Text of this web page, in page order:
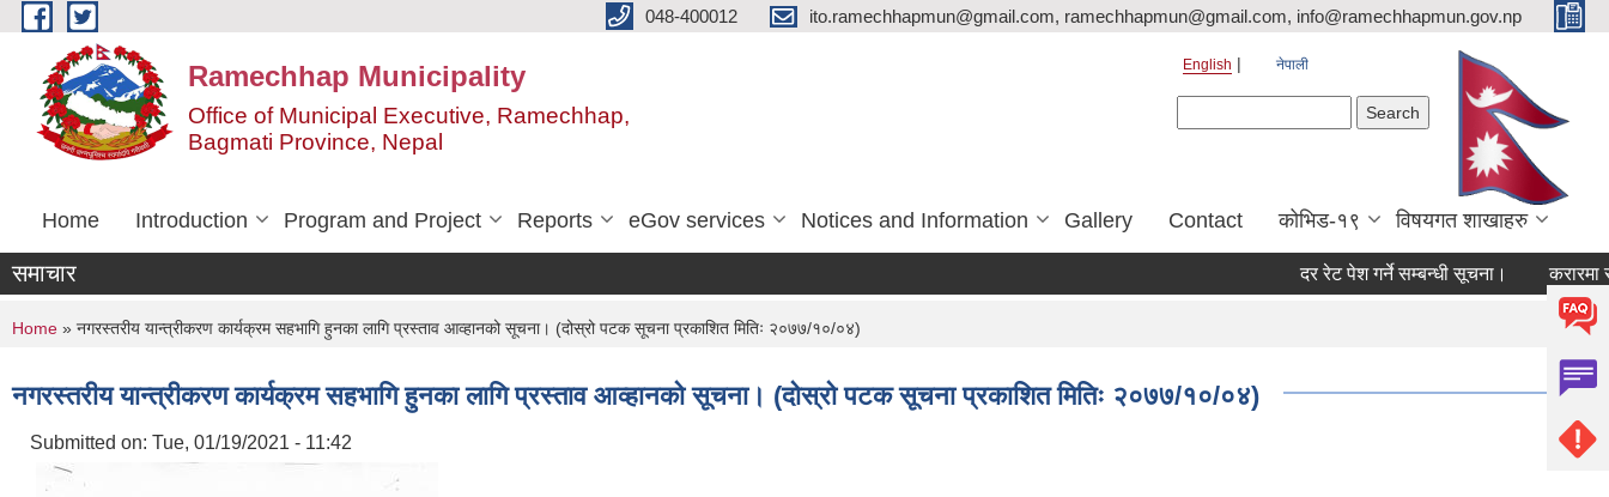
Skip to main content 048-400012 ito.ramechhapmun@gmail.com, ramechhapmun@gmail.com, info@ramechhapmun.gov.np
Ramechhap Municipality
Office of Municipal Executive, Ramechhap,
Bagmati Province, Nepal
English नेपाली
Home Introduction Program and Project Reports eGov services Notices and Information Gallery Contact कोभिड-१९ विषयगत शाखाहरु
समाचार दर रेट पेश गर्ने सम्बन्धी सूचना। करारमा
You are here
Home » नगरस्तरीय यान्त्रीकरण कार्यक्रम सहभागि हुनका लागि प्रस्ताव आव्हानको सूचना। (दोस्रो पटक सूचना प्रकाशित मितिः २०७७/१०/०४)
नगरस्तरीय यान्त्रीकरण कार्यक्रम सहभागि हुनका लागि प्रस्ताव आव्हानको सूचना। (दोस्रो पटक सूचना प्रकाशित मितिः २०७७/१०/०४)
Submitted on: Tue, 01/19/2021 - 11:42